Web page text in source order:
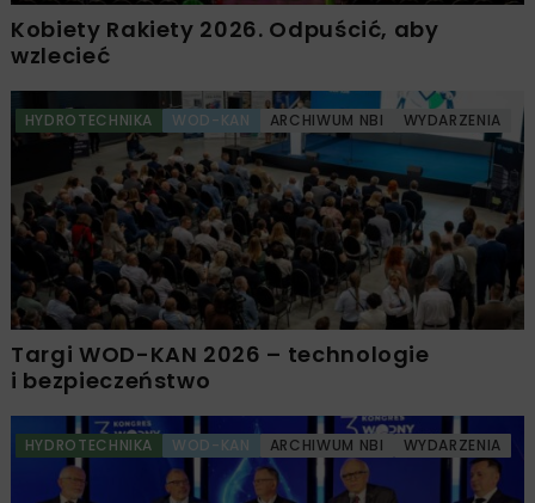
Kobiety Rakiety 2026. Odpuścić, aby
wzlecieć
HYDROTECHNIKA WOD-KAN ARCHIWUM NBI WYDARZENIA
Targi WOD-KAN 2026 – technologie
i bezpieczeństwo
HYDROTECHNIKA WOD-KAN ARCHIWUM NBI WYDARZENIA